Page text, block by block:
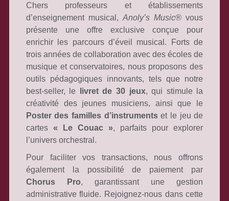
Chers professeurs et établissements
d’enseignement musical, Anoly’s Music® vous
présente une offre exclusive conçue pour
enrichir les parcours d’éveil musical. Forts de
trois années de collaboration avec des écoles de
musique et conservatoires, nous proposons des
outils pédagogiques innovants, tels que notre
best-seller, le
livret de 30 jeux, qui stimule la
créativité des jeunes musiciens, ainsi que le
Poster des familles d’instrumentset le jeu de
cartes « Le Couac », parfaits pour explorer
l’univers orchestral.
Pour faciliter vos transactions, nous offrons
également la possibilité de paiement par
Chorus Pro, garantissant une gestion
administrative fluide. Rejoignez-nous dans cette